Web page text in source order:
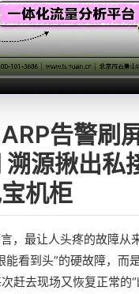
告警刷
溯源揪出私
机柜
，最让人头疼的故障从
看到头”的硬故障，而
赶去现场又恢复正常的